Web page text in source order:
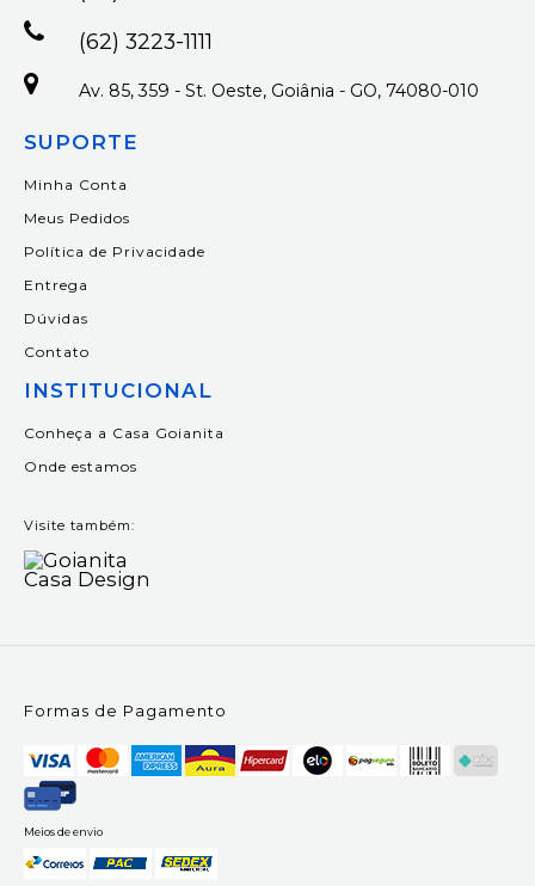
(62) 3223-1111
Av. 85, 359 - St. Oeste, Goiânia - GO, 74080-010
SUPORTE
Minha Conta
Meus Pedidos
Política de Privacidade
Entrega
Dúvidas
Contato
INSTITUCIONAL
Conheça a Casa Goianita
Onde estamos
Visite também:
Formas de Pagamento
Meios de envio